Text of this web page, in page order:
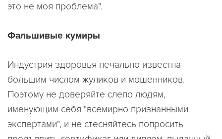
это не моя проблема".
Фальшивые кумиры
Индустрия здоровья печально известна
большим числом жуликов и мошенников.
Поэтому не доверяйте слепо людям,
именующим себя "всемирно признанными
экспертами", и не стесняйтесь попросить